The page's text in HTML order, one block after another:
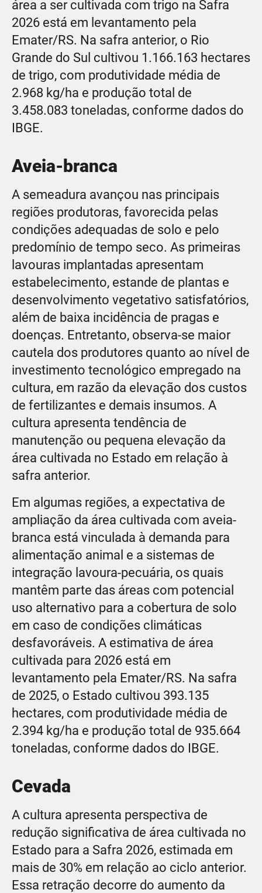
área a ser cultivada com trigo na Safra
2026 está em levantamento pela
Emater/RS. Na safra anterior, o Rio
Grande do Sul cultivou 1.166.163 hectares
de trigo, com produtividade média de
2.968 kg/ha e produção total de
3.458.083 toneladas, conforme dados do
IBGE.
Aveia-branca
A semeadura avançou nas principais
regiões produtoras, favorecida pelas
condições adequadas de solo e pelo
predomínio de tempo seco. As primeiras
lavouras implantadas apresentam
estabelecimento, estande de plantas e
desenvolvimento vegetativo satisfatórios,
além de baixa incidência de pragas e
doenças. Entretanto, observa-se maior
cautela dos produtores quanto ao nível de
investimento tecnológico empregado na
cultura, em razão da elevação dos custos
de fertilizantes e demais insumos. A
cultura apresenta tendência de
manutenção ou pequena elevação da
área cultivada no Estado em relação à
safra anterior.
Em algumas regiões, a expectativa de
ampliação da área cultivada com aveia-
branca está vinculada à demanda para
alimentação animal e a sistemas de
integração lavoura-pecuária, os quais
mantêm parte das áreas com potencial
uso alternativo para a cobertura de solo
em caso de condições climáticas
desfavoráveis. A estimativa de área
cultivada para 2026 está em
levantamento pela Emater/RS. Na safra
de 2025, o Estado cultivou 393.135
hectares, com produtividade média de
2.394 kg/ha e produção total de 935.664
toneladas, conforme dados do IBGE.
Cevada
A cultura apresenta perspectiva de
redução significativa de área cultivada no
Estado para a Safra 2026, estimada em
mais de 30% em relação ao ciclo anterior.
Essa retração decorre do aumento da